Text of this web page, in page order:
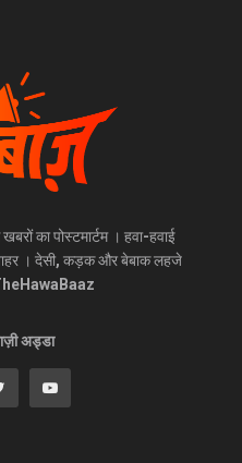
का पोस्टमार्टम । हवा-हवाई
। देसी, कड़क और बेबाक लहजे
अड्डा